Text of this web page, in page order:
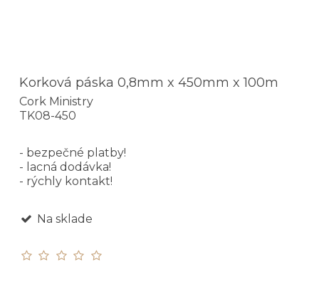
Korková páska 0,8mm x 450mm x 100m
Cork Ministry
TK08-450
- bezpečné platby!
- lacná dodávka!
- rýchly kontakt!
Na sklade